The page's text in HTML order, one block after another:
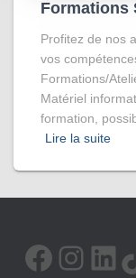
Formations
Profitez de nos
vos
Formations/
Matériel
formation,
Lire la suite
FACEBOOK INSTAGRAM